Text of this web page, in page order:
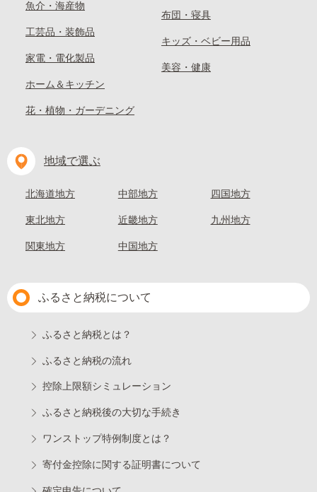
魚介・海産物
工芸品・装飾品
家電・電化製品
ホーム＆キッチン
花・植物・ガーデニング
布団・寝具
キッズ・ベビー用品
美容・健康
地域で選ぶ
北海道地方
東北地方
関東地方
中部地方
近畿地方
中国地方
四国地方
九州地方
ふるさと納税について
ふるさと納税とは？
ふるさと納税の流れ
控除上限額シミュレーション
ふるさと納税後の大切な手続き
ワンストップ特例制度とは？
寄付金控除に関する証明書について